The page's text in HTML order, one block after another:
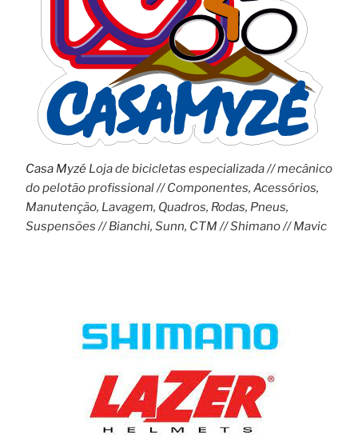
Casa MyzéLoja de bicicletas especializada // mecânico
do pelotão profissional // Componentes, Acessórios,
Manutenção, Lavagem, Quadros, Rodas, Pneus,
Suspensões // Bianchi, Sunn, CTM // Shimano // Mavic